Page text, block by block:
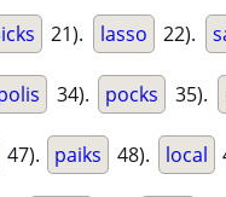
21). lasso 22).
34). pocks 35).
47). paiks 48). local